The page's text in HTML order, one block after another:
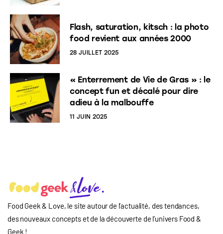
Flash, saturation, kitsch : la photo
food revient aux années 2000
28 JUILLET 2025
« Enterrement de Vie de Gras » : le
concept fun et décalé pour dire
adieu à la malbouffe
11 JUIN 2025
Food Geek & Love, le site autour de l’actualité, des tendances,
des nouveaux concepts et de la découverte de l’univers Food&
Geek !